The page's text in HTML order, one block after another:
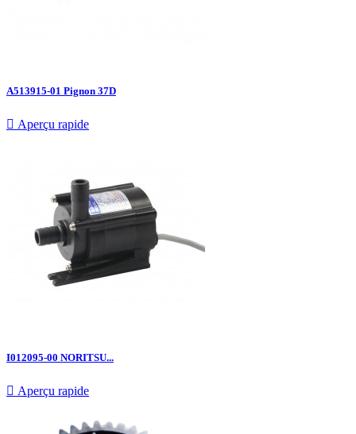
A513915-01 Pignon 37D
 Aperçu rapide
I012095-00 NORITSU...
 Aperçu rapide